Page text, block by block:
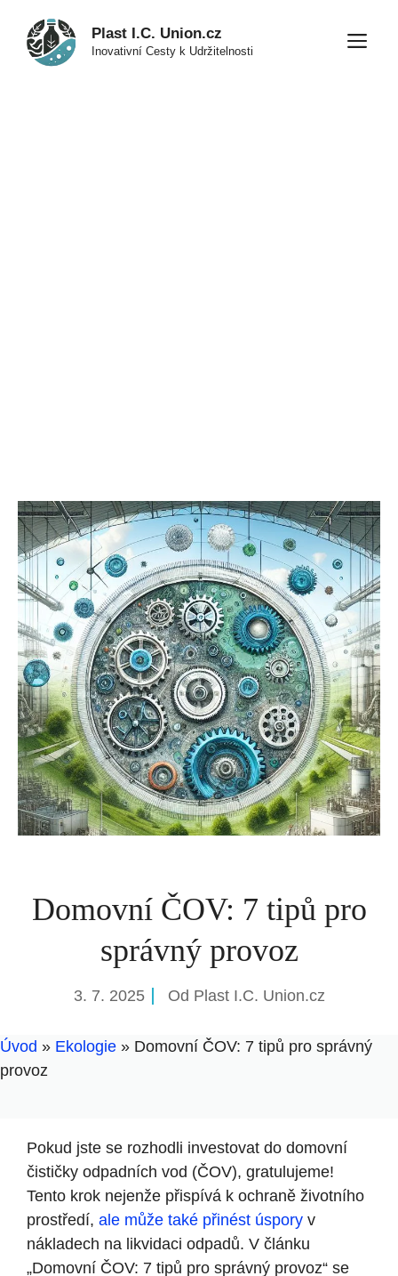
obsah
Plast I.C. Union.cz
Inovativní Cesty k Udržitelnosti
Domovní ČOV: 7 tipů pro
správný provoz
3. 7. 2025 Od Plast I.C. Union.cz
Úvod » Ekologie » Domovní ČOV: 7 tipů pro správný
provoz
Pokud jste se rozhodli investovat do domovní
čističky odpadních vod (ČOV), gratulujeme!
Tento krok nejenže přispívá k ochraně životního
prostředí, ale může také přinést úspory v
nákladech na likvidaci odpadů. V článku
„Domovní ČOV: 7 tipů pro správný provoz“ se